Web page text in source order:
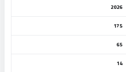
2026
175
65
14